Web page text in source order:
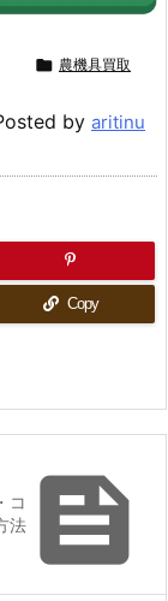
 農機具買取
by aritinu
Copy

コ
法